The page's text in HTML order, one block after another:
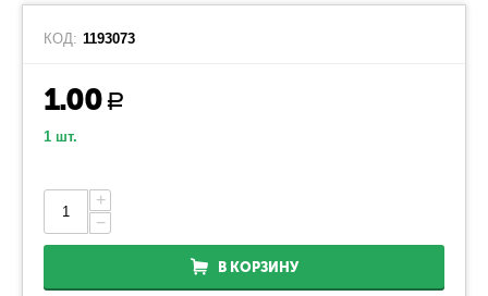
КОД: 1193073
1.00 Р
1 шт.
+
−
В КОРЗИНУ